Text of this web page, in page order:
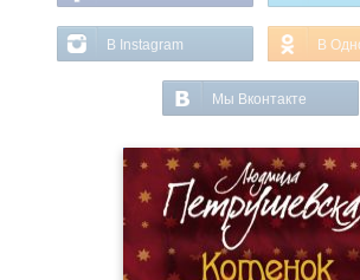
В Instagram В
Мы Вконтакте